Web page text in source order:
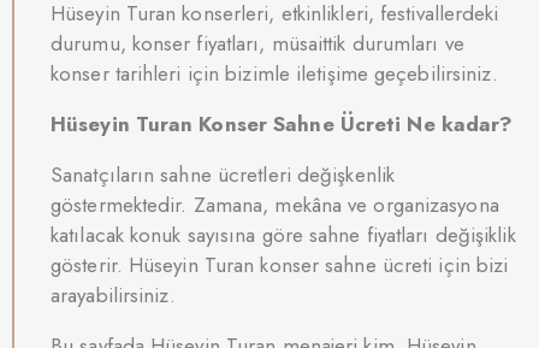
Hüseyin Turan konserleri, etkinlikleri, festivallerdeki
durumu, konser fiyatları, müsaittik durumları ve
konser tarihleri için bizimle iletişime geçebilirsiniz.
Hüseyin Turan Konser Sahne Ücreti Ne kadar?
Sanatçıların sahne ücretleri değişkenlik
göstermektedir. Zamana, mekâna ve organizasyona
katılacak konuk sayısına göre sahne fiyatları değişiklik
gösterir. Hüseyin Turan konser sahne ücreti için bizi
arayabilirsiniz.